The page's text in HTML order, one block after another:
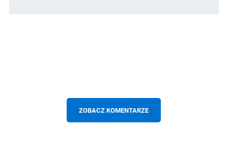
ZOBACZ KOMENTARZE